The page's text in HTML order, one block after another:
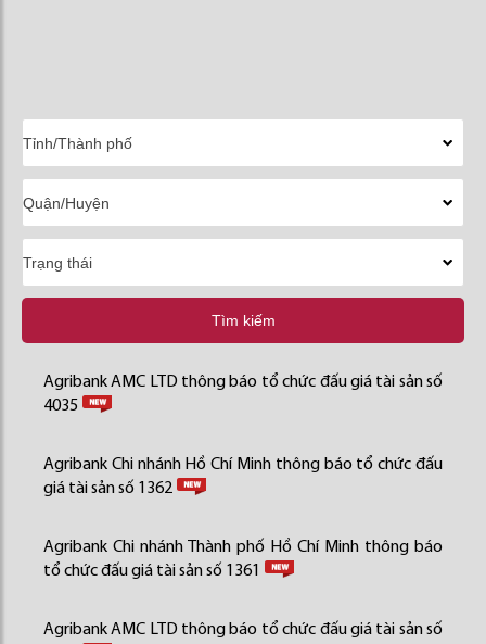
Tìm kiếm
Agribank AMC LTD thông báo tổ chức đấu giá tài sản số
4035
Agribank Chi nhánh Hồ Chí Minh thông báo tổ chức đấu
giá tài sản số 1362
Agribank Chi nhánh Thành phố Hồ Chí Minh thông báo
tổ chức đấu giá tài sản số 1361
Agribank AMC LTD thông báo tổ chức đấu giá tài sản số